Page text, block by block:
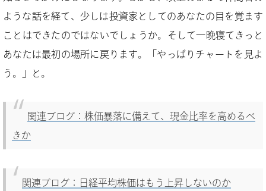
ような話を経て、少しは投資家としてのあなたの目を覚ます
ことはできたのではないでしょうか。そして一晩寝てきっと
あなたは最初の場所に戻ります。「やっぱりチャートを見よ
う。」と。
関連ブログ：株価暴落に備えて、現金比率を高めるべ
きか
関連ブログ：日経平均株価はもう上昇しないのか